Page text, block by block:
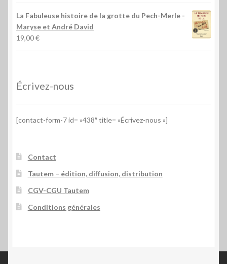
La Fabuleuse histoire de la grotte du Pech-Merle -
Maryse et André David
19,00€
Écrivez-nous
[contact-form-7 id= »438″ title= »Écrivez-nous »]
Contact
Tautem – édition, diffusion, distribution
CGV-CGU Tautem
Conditions générales